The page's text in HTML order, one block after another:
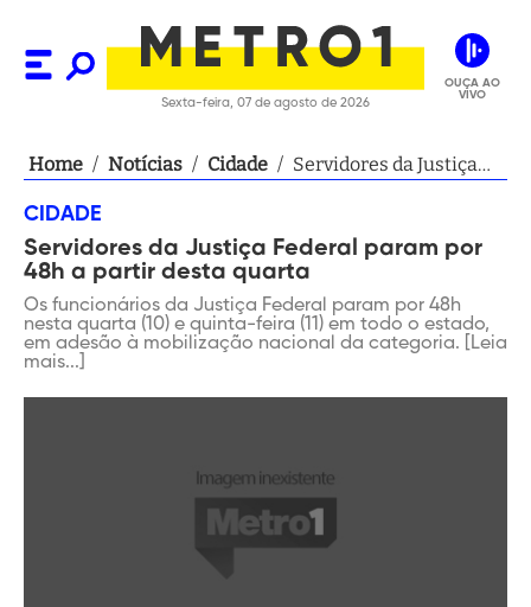
Sexta-feira, 07 de agosto de 2026
OUÇA AO
VIVO
Home / Notícias / Cidade / Servidores da Justiça
CIDADE
Servidores da Justiça Federal param por
48h a partir desta quarta
Os funcionários da Justiça Federal param por 48h
nesta quarta (10) e quinta-feira (11) em todo o estado,
em adesão à mobilização nacional da categoria. [Leia
mais...]